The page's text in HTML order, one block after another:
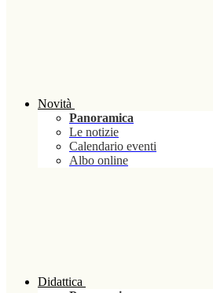
Novità
Panoramica
Le notizie
Calendario eventi
Albo online
Didattica